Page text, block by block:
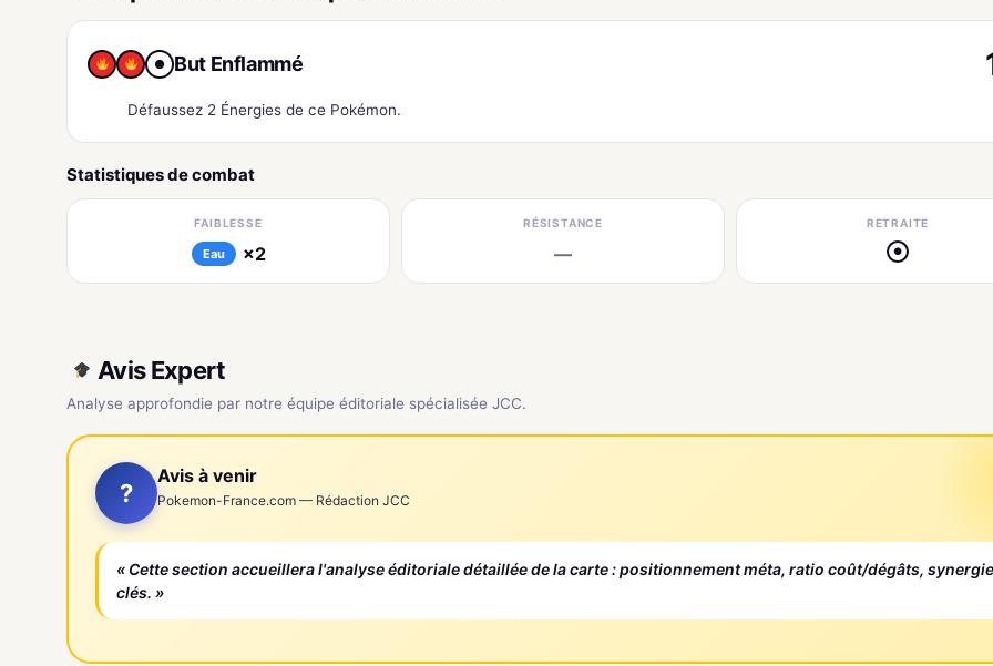
● But Enflammé
Défaussez 2 Énergies de ce Pokémon.
Statistiques de combat
FAIBLESSE
Eau ×2
RÉSISTANCE
—
RETRAITE
●
Avis Expert
Analyse approfondie par notre équipe éditoriale spécialisée JCC.
?
Avis à venir
Pokemon-France.com — Rédaction JCC
« Cette section accueillera l'analyse éditoriale détaillée de la carte : positionnement méta, ratio coût/dégâts,
clés. »